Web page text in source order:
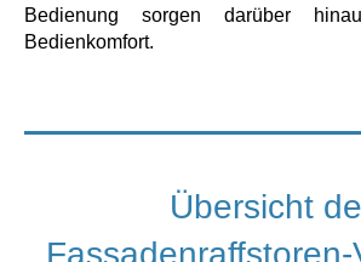
Bedienung sorgen darüber
Bedienkomfort.
Übersicht
Fassadenraffstoren-